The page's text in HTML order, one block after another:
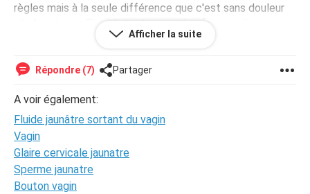
règles mais à la seule différence que c'est sans douleur
et c'est jaune. C'est la toute première fois que j'ai ça.
Qu'es que cela signifie s'il vous plaît ?es que je dois
Afficher la suite
Répondre (7) Partager
A voir également:
Fluide jaunâtre sortant du vagin
Vagin
Glaire cervicale jaunatre
Sperme jaunatre
Bouton vagin